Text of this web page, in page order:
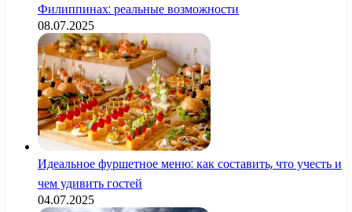
Филиппинах: реальные возможности
08.07.2025
Идеальное фуршетное меню: как составить, что учесть и
чем удивить гостей
04.07.2025